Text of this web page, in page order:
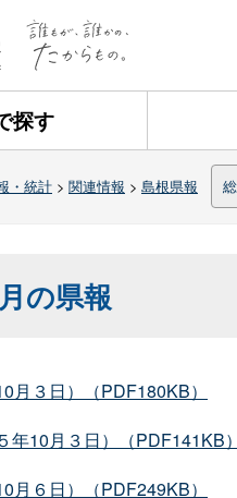
探す
・統計 > 関連情報 > 島根県報
の県報
月３日）（PDF180KB）
年10月３日）（PDF141KB）
月６日）（PDF249KB）